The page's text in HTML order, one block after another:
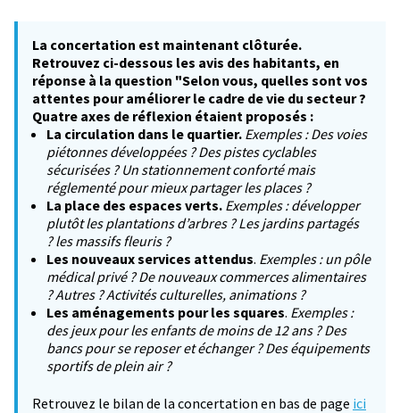
La concertation est maintenant clôturée.
Retrouvez ci-dessous les avis des habitants, en
réponse à la question "Selon vous, quelles sont vos
attentes pour améliorer le cadre de vie du secteur ?
Quatre axes de réflexion étaient proposés :
La circulation dans le quartier. Exemples : Des voies
piétonnes développées ? Des pistes cyclables
sécurisées ? Un stationnement conforté mais
réglementé pour mieux partager les places ?
La place des espaces verts. Exemples : développer
plutôt les plantations d’arbres ? Les jardins partagés
? les massifs fleuris ?
Les nouveaux services attendus. Exemples : un pôle
médical privé ? De nouveaux commerces alimentaires
? Autres ? Activités culturelles, animations ?
Les aménagements pour les squares. Exemples :
des jeux pour les enfants de moins de 12 ans ? Des
bancs pour se reposer et échanger ? Des équipements
sportifs de plein air ?
Retrouvez le bilan de la concertation en bas de page ici